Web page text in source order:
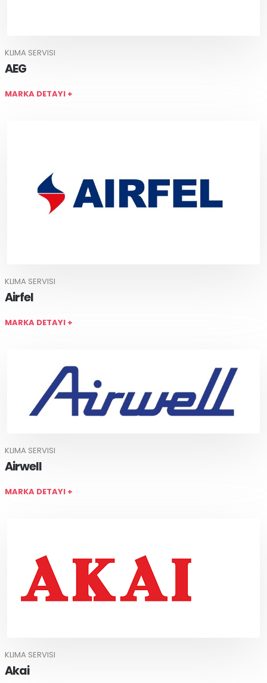
KLIMA SERVISI
AEG
MARKA DETAYI +
KLIMA SERVISI
Airfel
MARKA DETAYI +
KLIMA SERVISI
Airwell
MARKA DETAYI +
KLIMA SERVISI
Akai